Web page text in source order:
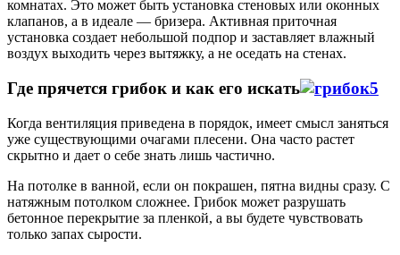
комнатах. Это может быть установка стеновых или оконных
клапанов, а в идеале — бризера. Активная приточная
установка создает небольшой подпор и заставляет влажный
воздух выходить через вытяжку, а не оседать на стенах.
Где прячется грибок и как его искать
Когда вентиляция приведена в порядок, имеет смысл заняться
уже существующими очагами плесени. Она часто растет
скрытно и дает о себе знать лишь частично.
На потолке в ванной, если он покрашен, пятна видны сразу. С
натяжным потолком сложнее. Грибок может разрушать
бетонное перекрытие за пленкой, а вы будете чувствовать
только запах сырости.